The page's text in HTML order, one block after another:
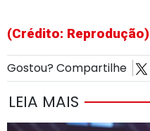
(Crédito: Reprodução)
Gostou? Compartilhe
LEIA MAIS